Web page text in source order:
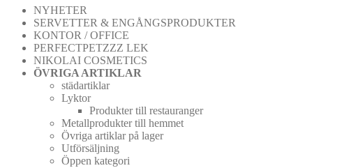
NYHETER
SERVETTER & ENGÅNGSPRODUKTER
KONTOR / OFFICE
PERFECTPETZZZ LEK
NIKOLAI COSMETICS
ÖVRIGA ARTIKLAR
städartiklar
Lyktor
Produkter till restauranger
Metallprodukter till hemmet
Övriga artiklar på lager
Utförsäljning
Öppen kategori